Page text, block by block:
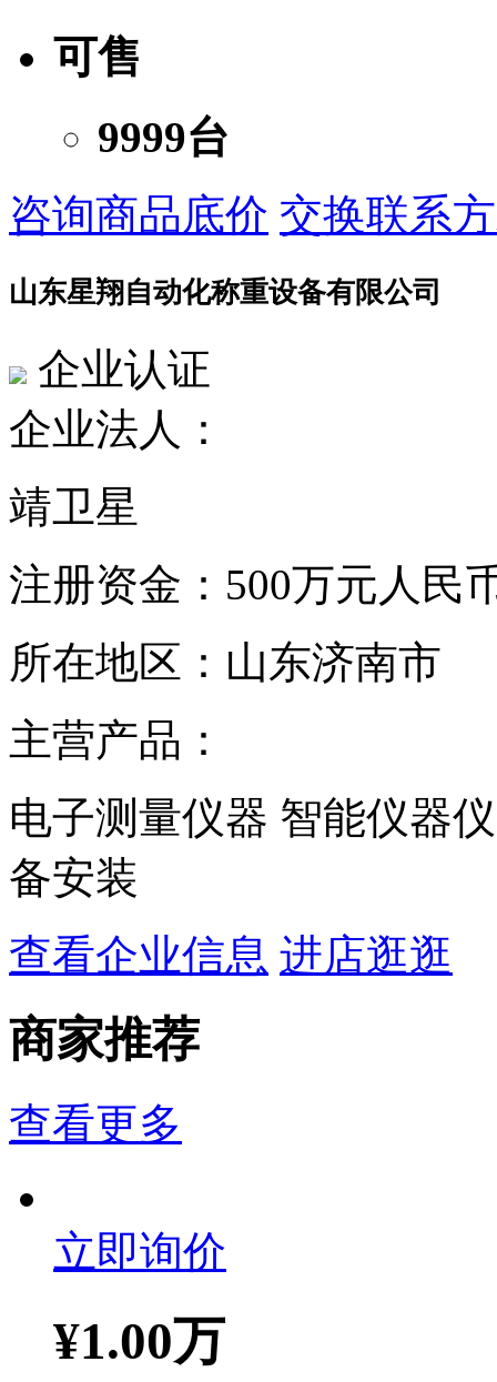
可售
9999台
咨询商品底价 交换联系
山东星翔自动化称重设备有限公司
企业认证
企业法人：
靖卫星
注册资金： 500万元人民
所在地区： 山东济南市
主营产品：
电子测量仪器 智能仪器
备安装
查看企业信息 进店逛逛
商家推荐
查看更多
立即询价
¥1.00万